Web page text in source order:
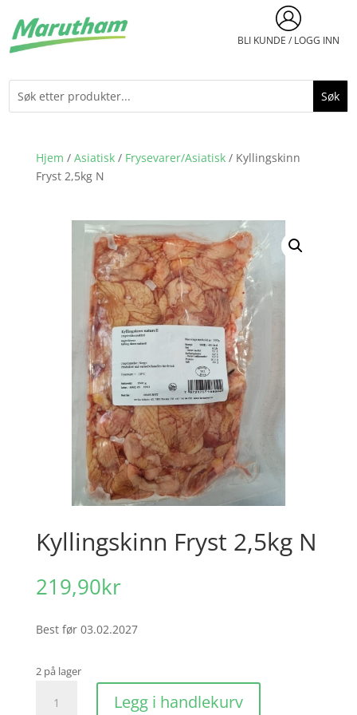
BLI KUNDE / LOGG INN
Hjem / Asiatisk/ Frysevarer/Asiatisk/ Kyllingskinn
Fryst 2,5kg N
Kyllingskinn Fryst 2,5kg N
219,90kr
Best før 03.02.2027
2 på lager
Kyllingskinn
Fryst
Legg i handlekurv